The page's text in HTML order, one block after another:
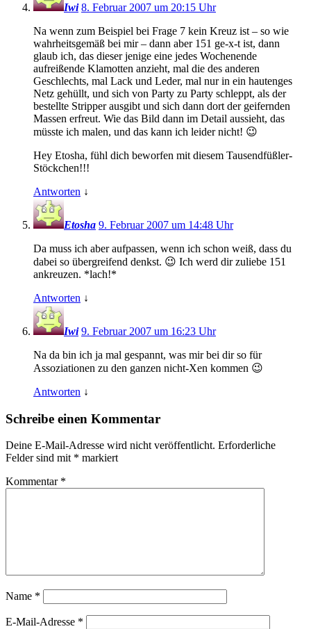
Iwi 8. Februar 2007 um 20:15 Uhr
Na wenn zum Beispiel bei Frage 7 kein Kreuz ist – so wie
wahrheitsgemäß bei mir – dann aber 151 ge-x-t ist, dann
glaub ich, das dieser jenige eine jedes Wochenende
aufreißende Klamotten anzieht, mal die des anderen
Geschlechts, mal Lack und Leder, mal nur in ein hautenges
Netz gehüllt, und sich von Party zu Party schleppt, als der
bestellte Stripper ausgibt und sich dann dort der geifernden
Massen erfreut. Wie das Bild dann im Detail aussieht, das
müsste ich malen, und das kann ich leider nicht! 😉
Hey Etosha, fühl dich beworfen mit diesem Tausendfüßler-
Stöckchen!!!
Antworten ↓
Etosha 9. Februar 2007 um 14:48 Uhr
Da muss ich aber aufpassen, wenn ich schon weiß, dass du
dabei so übergreifend denkst. 😉 Ich werd dir zuliebe 151
ankreuzen. *lach!*
Antworten ↓
Iwi 9. Februar 2007 um 16:23 Uhr
Na da bin ich ja mal gespannt, was mir bei dir so für
Assoziationen zu den ganzen nicht-Xen kommen 😉
Antworten ↓
Schreibe einen Kommentar
Deine E-Mail-Adresse wird nicht veröffentlicht. Erforderliche
Felder sind mit * markiert
Kommentar *
Name *
E-Mail-Adresse *